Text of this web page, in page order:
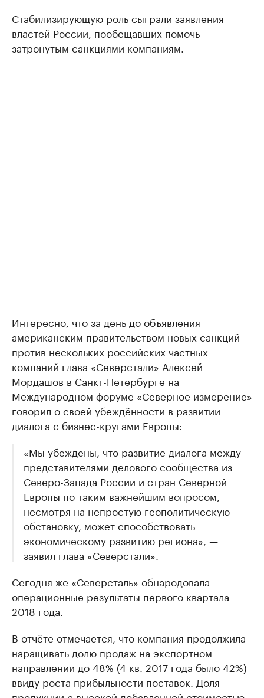
Стабилизирующую роль сыграли заявления
властей России, пообещавших помочь
затронутым санкциями компаниям.
Интересно, что за день до объявления
американским правительством новых санкций
против нескольких российских частных
компаний глава «Северстали» Алексей
Мордашов в Санкт-Петербурге на
Международном форуме «Северное измерение»
говорил о своей убеждённости в развитии
диалога с бизнес-кругами Европы:
«Мы убеждены, что развитие диалога между
представителями делового сообщества из
Северо-Запада России и стран Северной
Европы по таким важнейшим вопросом,
несмотря на непростую геополитическую
обстановку, может способствовать
экономическому развитию региона», —
заявил глава «Северстали».
Сегодня же «Северсталь» обнародовала
операционные результаты первого квартала
2018 года.
В отчёте отмечается, что компания продолжила
наращивать долю продаж на экспортном
направлении до 48% (4 кв. 2017 года было 42%)
ввиду роста прибыльности поставок. Доля